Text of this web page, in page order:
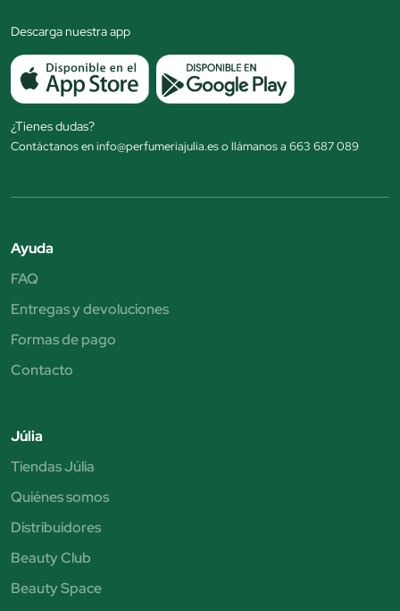
Descarga nuestra app
¿Tienes dudas?
Contáctanos en info@perfumeriajulia.es o llámanos a 663 687 089
Ayuda
FAQ
Entregas y devoluciones
Formas de pago
Contacto
Júlia
Tiendas Júlia
Quiénes somos
Distribuidores
Beauty Club
Beauty Space